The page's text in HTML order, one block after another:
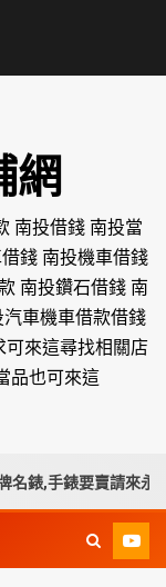
網
南投借錢 南投當
錢 南投機車借錢
南投鑽石借錢 南
車機車借款借錢
可來這尋找相關店
品也可來這
請來永順腕錶